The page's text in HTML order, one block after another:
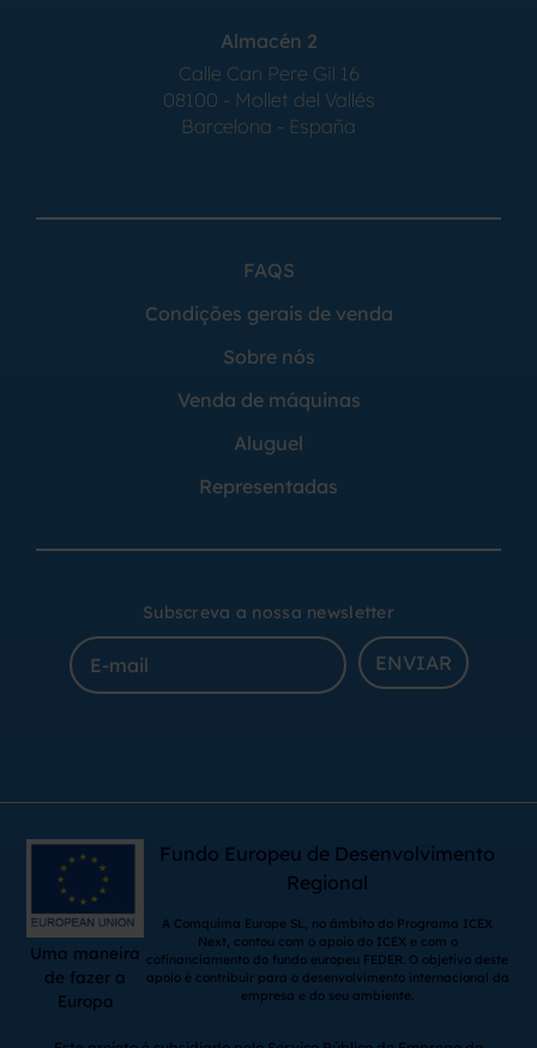
Almacén 2
Calle Can Pere Gil 16
08100 - Mollet del Vallés
Barcelona - España
FAQS
Condições gerais de venda
Sobre nós
Venda de máquinas
Aluguel
Representadas
Subscreva a nossa newsletter
ENVIAR
Uma maneira
de fazer a
Europa
Fundo Europeu de Desenvolvimento
Regional
A Comquima Europe SL, no âmbito do Programa ICEX
Next, contou com o apoio do ICEX e com o
cofinanciamento do fundo europeu FEDER. O objetivo deste
apoio é contribuir para o desenvolvimento internacional da
empresa e do seu ambiente.